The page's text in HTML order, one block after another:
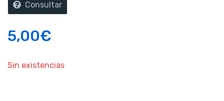
Consultar
5,00€
Sin existencias